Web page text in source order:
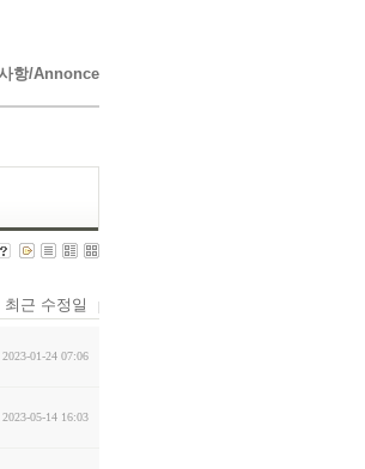
항/Annonce
최근 수정일
2023-01-24 07:06
2023-05-14 16:03